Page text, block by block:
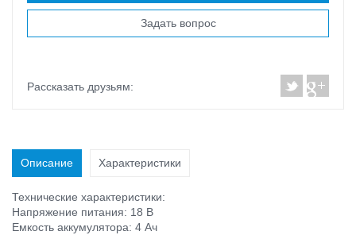
Задать вопрос
Рассказать друзьям:
Описание Характеристики
Технические характеристики:
Напряжение питания: 18 В
Емкость аккумулятора: 4 Ач